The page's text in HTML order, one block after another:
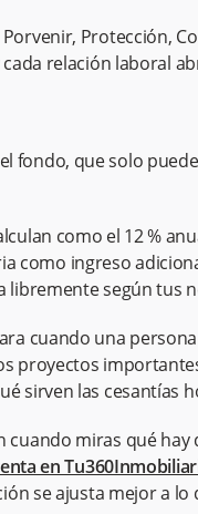
Protección,
relación laboral
fondo, que solo
como el 12 %
como ingreso
libremente según tus
cuando una
proyectos
sirven las cesantías
cuando miras qué
en
se ajusta mejor a lo